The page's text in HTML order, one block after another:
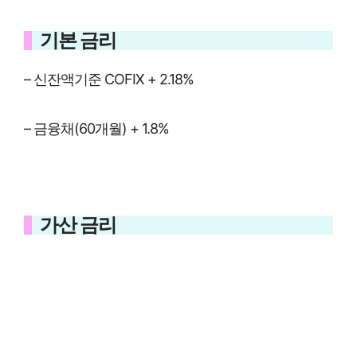
기본 금리
– 신잔액기준 COFIX + 2.18%
– 금융채(60개월) + 1.8%
가산 금리